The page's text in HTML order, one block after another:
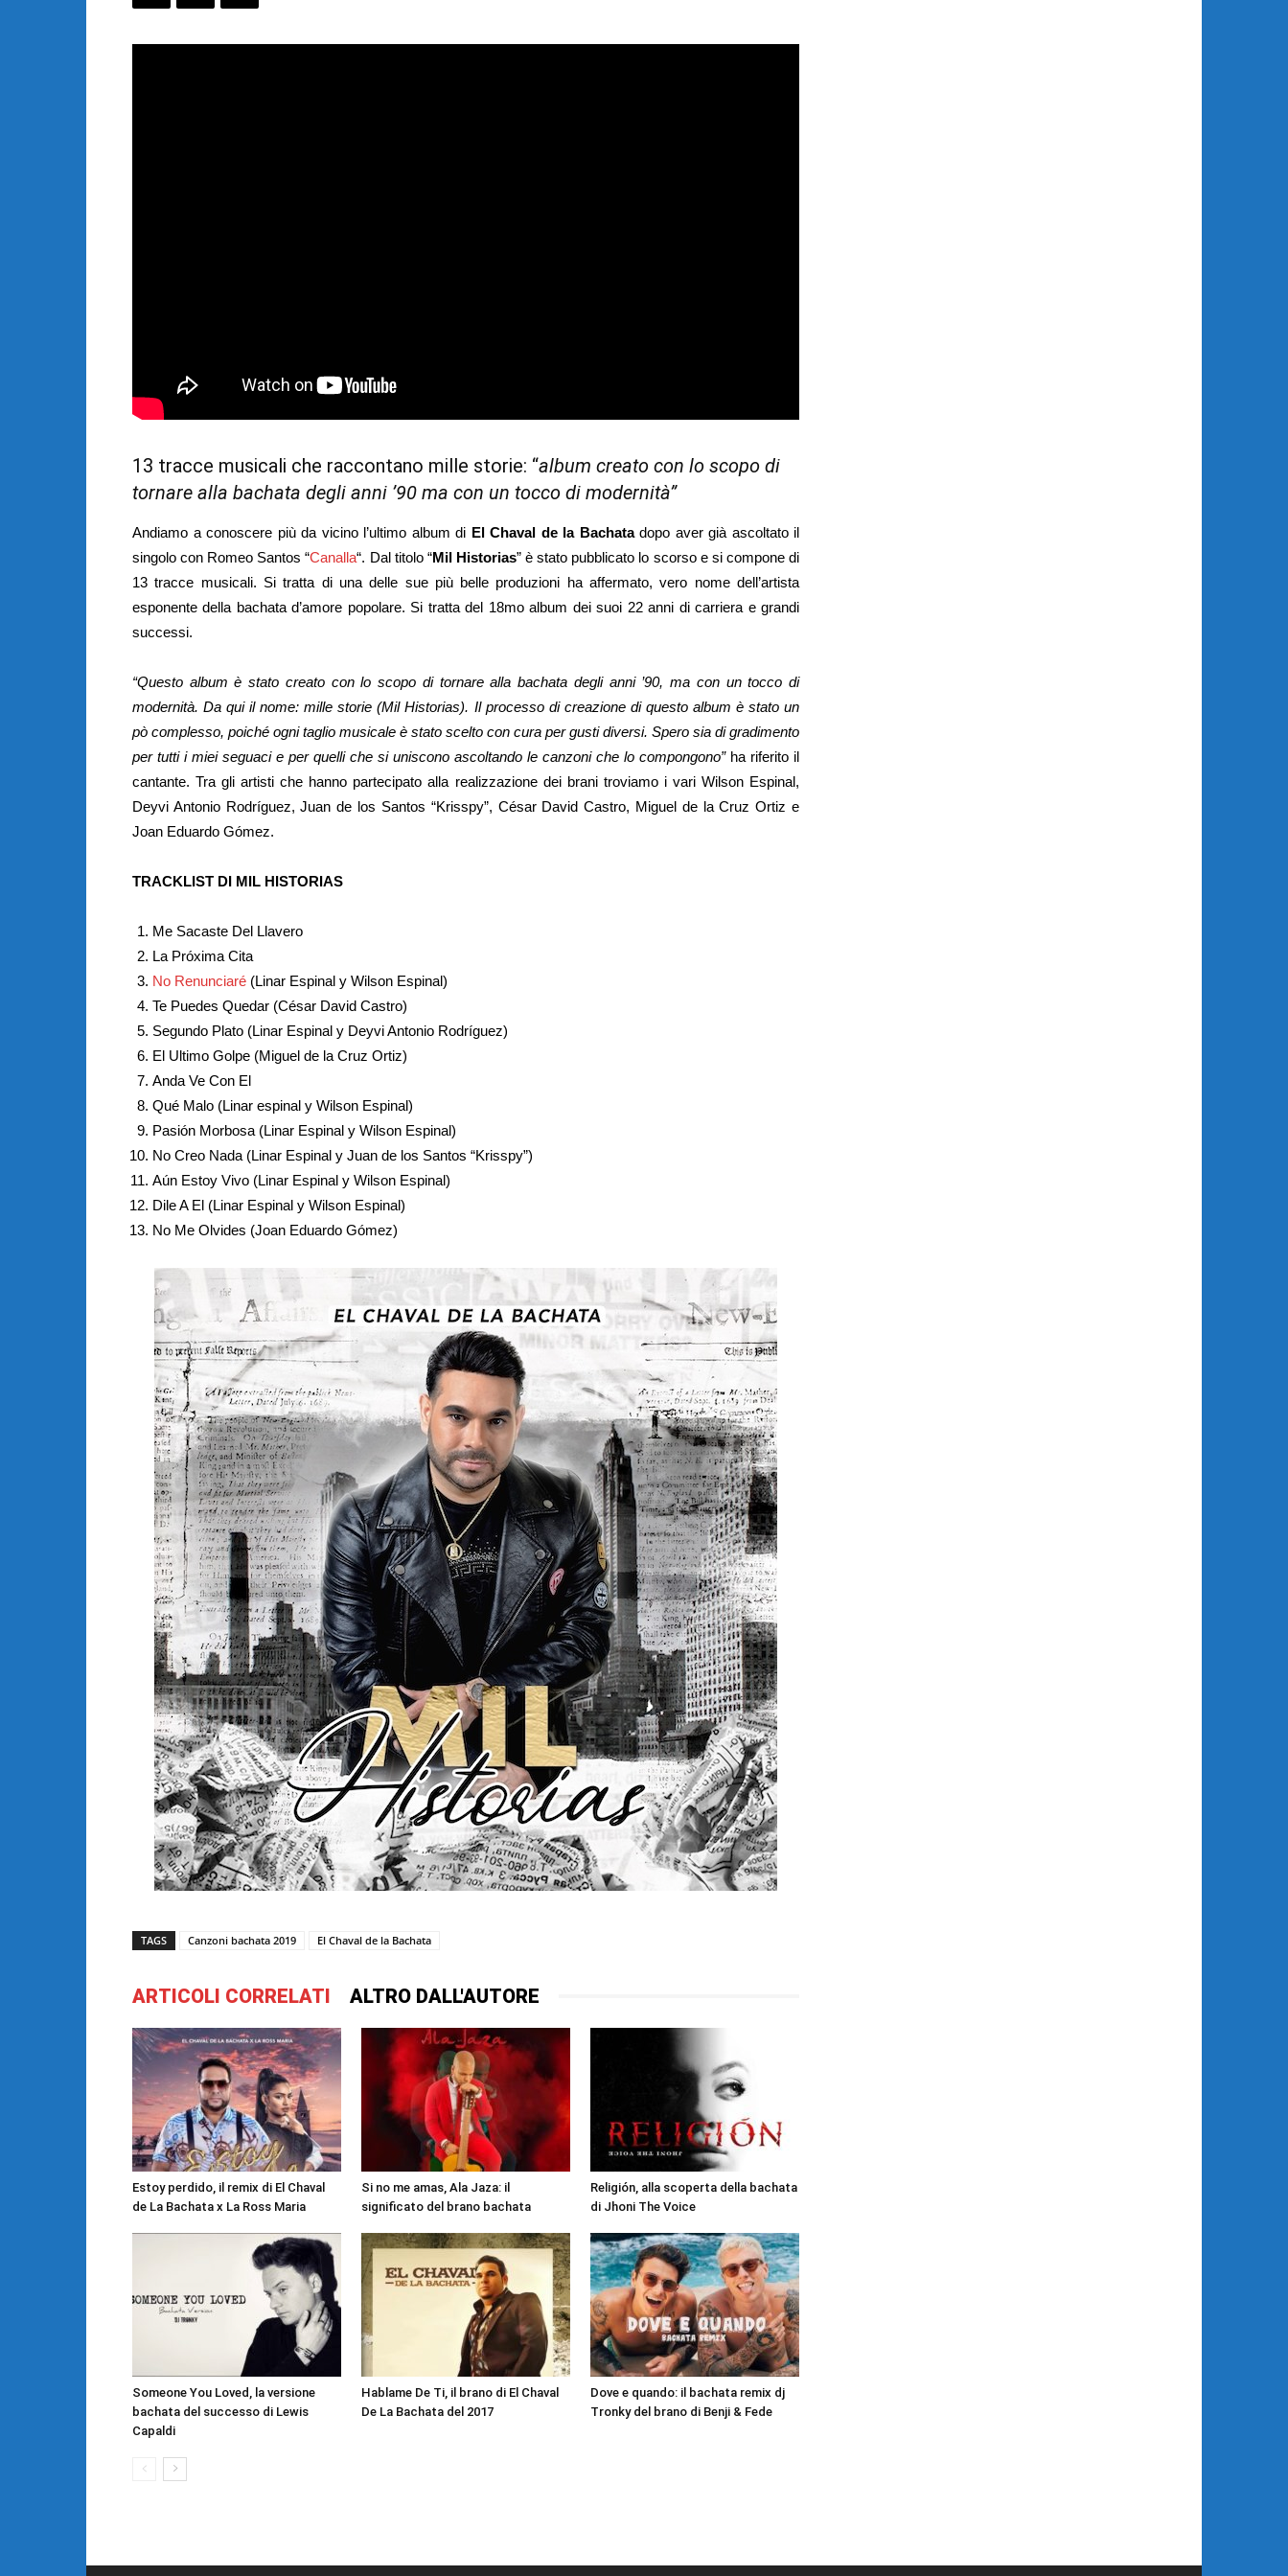
13 tracce musicali che raccontano mille storie: “album creato con lo scopo di
tornare alla bachata degli anni ’90 ma con un tocco di modernità”
Andiamo a conoscere più da vicino l’ultimo album di El Chaval de la Bachatadopo aver già ascoltato il
singolo con Romeo Santos “Canalla“. Dal titolo “Mil Historias” è stato pubblicato lo scorso e si compone di
13 tracce musicali. Si tratta di una delle sue più belle produzioni ha affermato, vero nome dell’artista
esponente della bachata d’amore popolare. Si tratta del 18mo album dei suoi 22 anni di carriera e grandi
successi.
“Questo album è stato creato con lo scopo di tornare alla bachata degli anni ’90, ma con un tocco di
modernità. Da qui il nome: mille storie (Mil Historias). Il processo di creazione di questo album è stato un
pò complesso, poiché ogni taglio musicale è stato scelto con cura per gusti diversi. Spero sia di gradimento
per tutti i miei seguaci e per quelli che si uniscono ascoltando le canzoni che lo compongono”ha riferito il
cantante. Tra gli artisti che hanno partecipato alla realizzazione dei brani troviamo i vari Wilson Espinal,
Deyvi Antonio Rodríguez, Juan de los Santos “Krisspy”, César David Castro, Miguel de la Cruz Ortiz e
Joan Eduardo Gómez.
TRACKLIST DI MIL HISTORIAS
Me Sacaste Del Llavero
La Próxima Cita
No Renunciaré (Linar Espinal y Wilson Espinal)
Te Puedes Quedar (César David Castro)
Segundo Plato (Linar Espinal y Deyvi Antonio Rodríguez)
El Ultimo Golpe (Miguel de la Cruz Ortiz)
Anda Ve Con El
Qué Malo (Linar espinal y Wilson Espinal)
Pasión Morbosa (Linar Espinal y Wilson Espinal)
No Creo Nada (Linar Espinal y Juan de los Santos “Krisspy”)
Aún Estoy Vivo (Linar Espinal y Wilson Espinal)
Dile A El (Linar Espinal y Wilson Espinal)
No Me Olvides (Joan Eduardo Gómez)
TAGS Canzoni bachata 2019 El Chaval de la Bachata
ARTICOLI CORRELATI ALTRO DALL'AUTORE
Estoy perdido, il remix di El Chaval
de La Bachata x La Ross Maria
Si no me amas, Ala Jaza: il
significato del brano bachata
Religión, alla scoperta della bachata
di Jhoni The Voice
Someone You Loved, la versione
bachata del successo di Lewis
Capaldi
Hablame De Ti, il brano di El Chaval
De La Bachata del 2017
Dove e quando: il bachata remix dj
Tronky del brano di Benji & Fede